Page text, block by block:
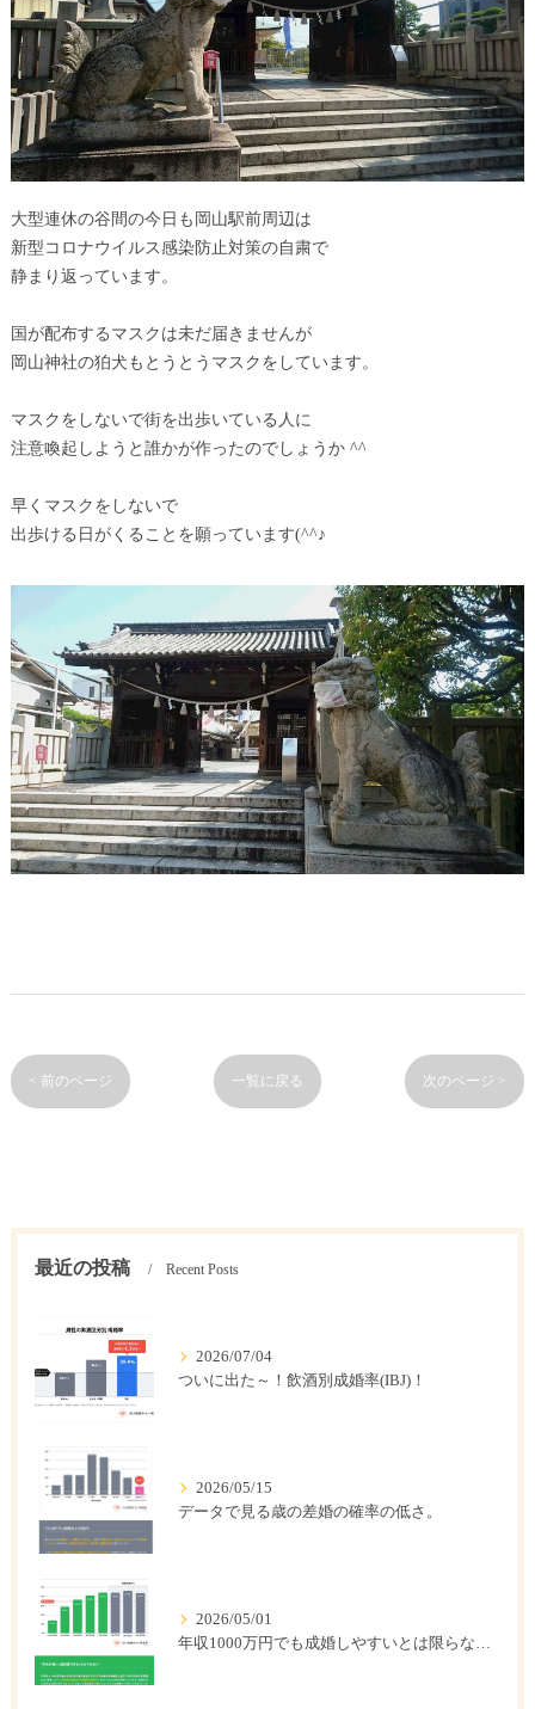
大型連休の谷間の今日も岡山駅前周辺は
新型コロナウイルス感染防止対策の自粛で
静まり返っています。
国が配布するマスクは未だ届きませんが
岡山神社の狛犬もとうとうマスクをしています。
マスクをしないで街を出歩いている人に
注意喚起しようと誰かが作ったのでしょうか ^^
早くマスクをしないで
出歩ける日がくることを願っています(^^♪
< 前のページ 一覧に戻る 次のページ >
最近の投稿 Recent Posts
2026/07/04
ついに出た～！飲酒別成婚率(IBJ)！
2026/05/15
データで見る歳の差婚の確率の低さ。
2026/05/01